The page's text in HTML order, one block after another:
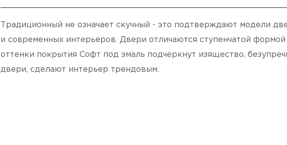
Традиционный не означает скучный - это подтверждают модели
и современных интерьеров. Двери отличаются ступенчатой
оттенки покрытия Софт под эмаль подчеркнут изящество,
двери, сделают интерьер трендовым.